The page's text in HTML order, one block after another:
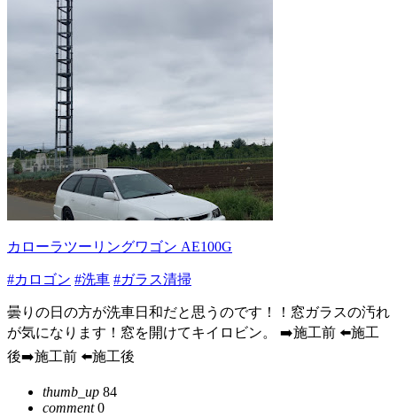
カローラツーリングワゴン AE100G
#カロゴン #洗車 #ガラス清掃
曇りの日の方が洗車日和だと思うのです！！窓ガラスの汚れ
が気になります！窓を開けてキイロビン。 ➡️施工前 ⬅️施工
後➡️施工前 ⬅️施工後
thumb_up 84
comment0